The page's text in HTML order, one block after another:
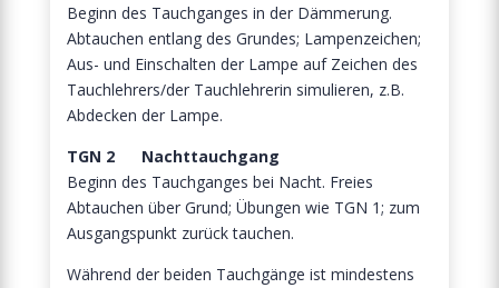
Beginn des Tauchganges in der Dämmerung.
Abtauchen entlang des Grundes; Lampenzeichen;
Aus- und Einschalten der Lampe auf Zeichen des
Tauchlehrers/der Tauchlehrerin simulieren, z.B.
Abdecken der Lampe.
TGN 2 Nachttauchgang
Beginn des Tauchganges bei Nacht. Freies
Abtauchen über Grund; Übungen wie TGN 1; zum
Ausgangspunkt zurück tauchen.
Während der beiden Tauchgänge ist mindestens